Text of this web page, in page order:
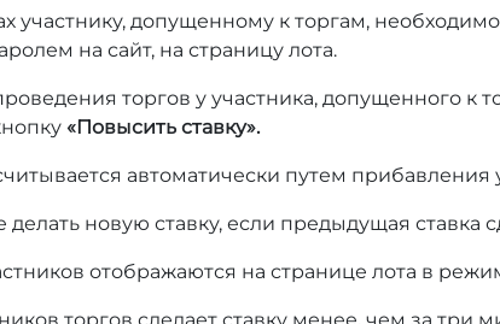
участнику, допущенному к торгам,
на сайт, на страницу лота.
торгов у участника, допущенного к
«Повысить ставку».
автоматически путем
делать новую ставку, если предыдущая ставка
отображаются на странице лота в
торгов сделает ставку менее, чем за три